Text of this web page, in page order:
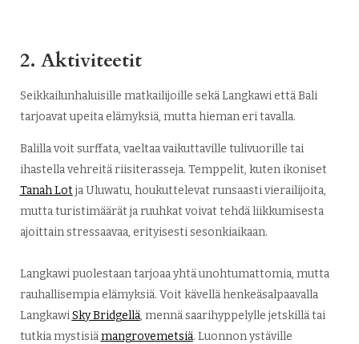
2. Aktiviteetit
Seikkailunhaluisille matkailijoille sekä Langkawi että Bali
tarjoavat upeita elämyksiä, mutta hieman eri tavalla.
Balilla voit surffata, vaeltaa vaikuttaville tulivuorille tai
ihastella vehreitä riisiterasseja. Temppelit, kuten ikoniset
Tanah Lotja Uluwatu, houkuttelevat runsaasti vierailijoita,
mutta turistimäärät ja ruuhkat voivat tehdä liikkumisesta
ajoittain stressaavaa, erityisesti sesonkiaikaan.
Langkawi puolestaan tarjoaa yhtä unohtumattomia, mutta
rauhallisempia elämyksiä. Voit kävellä henkeäsalpaavalla
LangkawiSky Bridgellä, mennä saarihyppelylle jetskillä tai
tutkia mystisiämangrovemetsiä. Luonnon ystäville